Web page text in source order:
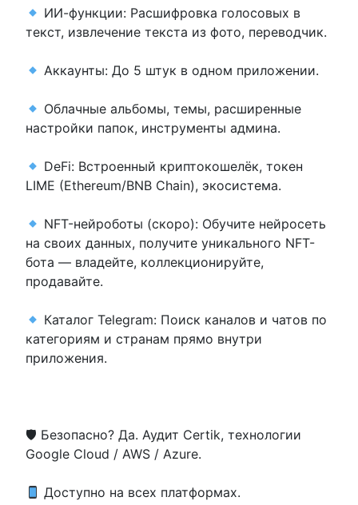
ИИ-функции: Расшифровка голосовых в
текст, извлечение текста из фото, переводчик.
Аккаунты: До 5 штук в одном приложении.
Облачные альбомы, темы, расширенные
настройки папок, инструменты админа.
DeFi: Встроенный криптокошелёк, токен
LIME (Ethereum/BNB Chain), экосистема.
NFT-нейроботы (скоро): Обучите нейросеть
на своих данных, получите уникального NFT-
бота — владейте, коллекционируйте,
продавайте.
Каталог Telegram: Поиск каналов и чатов по
категориям и странам прямо внутри
приложения.
🛡 Безопасно? Да. Аудит Certik, технологии
Google Cloud / AWS / Azure.
Доступно на всех платформах.